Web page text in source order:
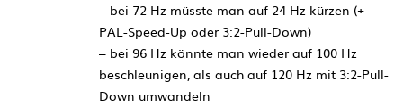
– bei 72 Hz müsste man auf 24 Hz kürzen (+
PAL-Speed-Up oder 3:2-Pull-Down)
– bei 96 Hz könnte man wieder auf 100 Hz
beschleunigen, als auch auf 120 Hz mit 3:2-Pull-
Down umwandeln